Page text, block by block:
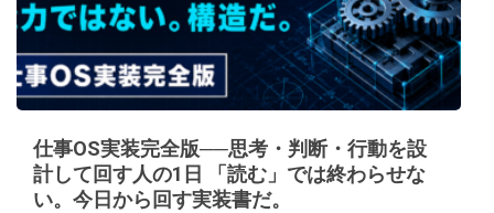
仕事OS実装完全版──思考・判断・行動を設
計して回す人の1日 「読む」では終わらせな
い。今日から回す実装書だ。